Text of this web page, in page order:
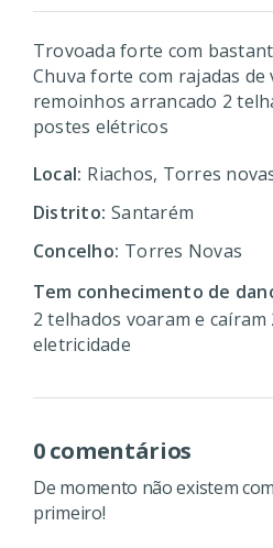
Trovoada forte com
Chuva forte com rajadas
remoinhos arrancado 2
postes elétricos
Local: Riachos, Torres
Distrito: Santarém
Concelho: Torres Novas
Tem conhecimento de
2 telhados voaram e caíram
eletricidade
0 comentários
De momento não existem
primeiro!